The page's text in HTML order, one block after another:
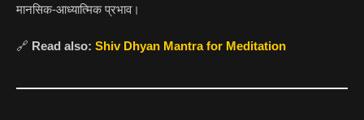
मानसिक-आध्यात्मिक प्रभाव।
🔗 Read also: Shiv Dhyan Mantra for Meditation